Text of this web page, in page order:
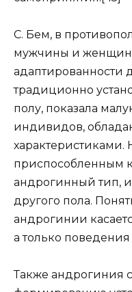
С. Бем, в
мужчины и
адаптированности
традиционно
полу, показала
индивидов,
характеристиками.
приспособленным
андрогинный тип,
другого пола.
андрогинии
а только
Также андрогиния